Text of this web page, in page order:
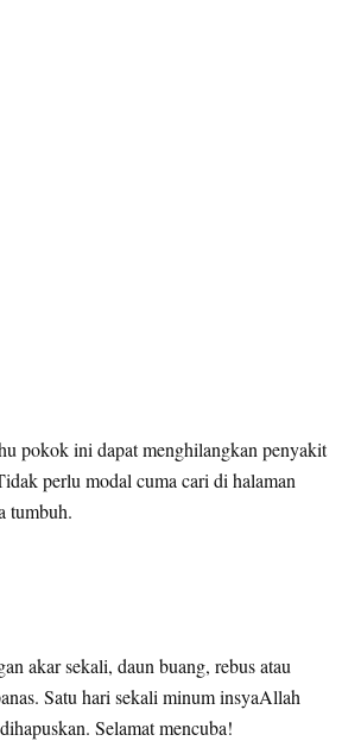
pokok ini dapat menghilangkan penyakit
perlu modal cuma cari di halaman
tumbuh.
akar sekali, daun buang, rebus atau
Satu hari sekali minum insyaAllah
Selamat mencuba!